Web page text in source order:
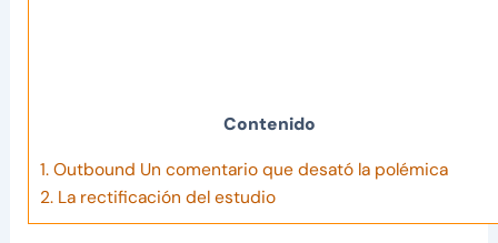
Contenido
1. Outbound Un comentario que desató la polémica
2. La rectificación del estudio